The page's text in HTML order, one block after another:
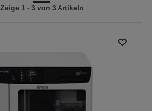
vorherigennächsten
Zeige 1 - 3 von 3 Artikeln